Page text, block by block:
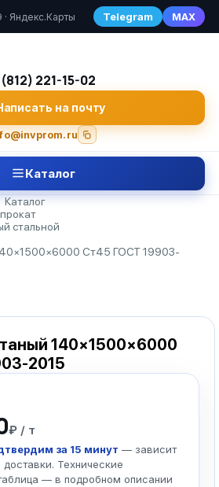
· Яндекс.Карты Telegram MAX
221-15-02
на почту
Каталог
Каталог
стальной
Ст45 ГОСТ 19903-
140×1500×6000
2015
₽ / т
за 15 минут — зависит
Технические
— в подробном описании